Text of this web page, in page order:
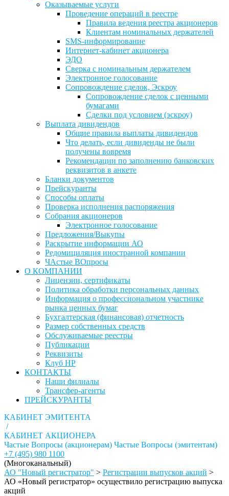
Оказываемые услуги
Проведение операций в реестре
Правила ведения реестра акционеров
Клиентам номинальных держателей
SMS-информирование
Интернет-кабинет акционера
ЭДО
Сверка с номинальным держателем
Электронное голосование
Сопровождение сделок, Эскроу
Сопровождение сделок с ценными
бумагами
Сделки под условием (эскроу)
Выплата дивидендов
Общие правила выплаты дивидендов
Что делать, если дивиденды не были
получены вовремя
Рекомендации по заполнению банковских
реквизитов в анкете
Бланки документов
Прейскуранты
Способы оплаты
Проверка исполнения распоряжения
Собрания акционеров
Электронное голосование
Предложения/Выкупы
Раскрытие информации АО
Редомициляция иностранной компании
ЧАстые ВОпросы
О КОМПАНИИ
Лицензии, сертификаты
Политика обработки персональных данных
Информация о профессиональном участнике
рынка ценных бумаг
Бухгалтерская (финансовая) отчетность
Размер собственных средств
Обслуживаемые реестры
Публикации
Реквизиты
Клуб НР
КОНТАКТЫ
Наши филиалы
Трансфер-агенты
ПРЕЙСКУРАНТЫ
КАБИНЕТ ЭМИТЕНТА
/
КАБИНЕТ АКЦИОНЕРА
Частые Вопросы (акционерам) Частые Вопросы (эмитентам)
+7 (495) 980 1100
(Многоканальный)
АО "Новый регистратор" > Регистрации выпусков акций >
АО «Новый регистратор» осуществило регистрацию выпуска
акций